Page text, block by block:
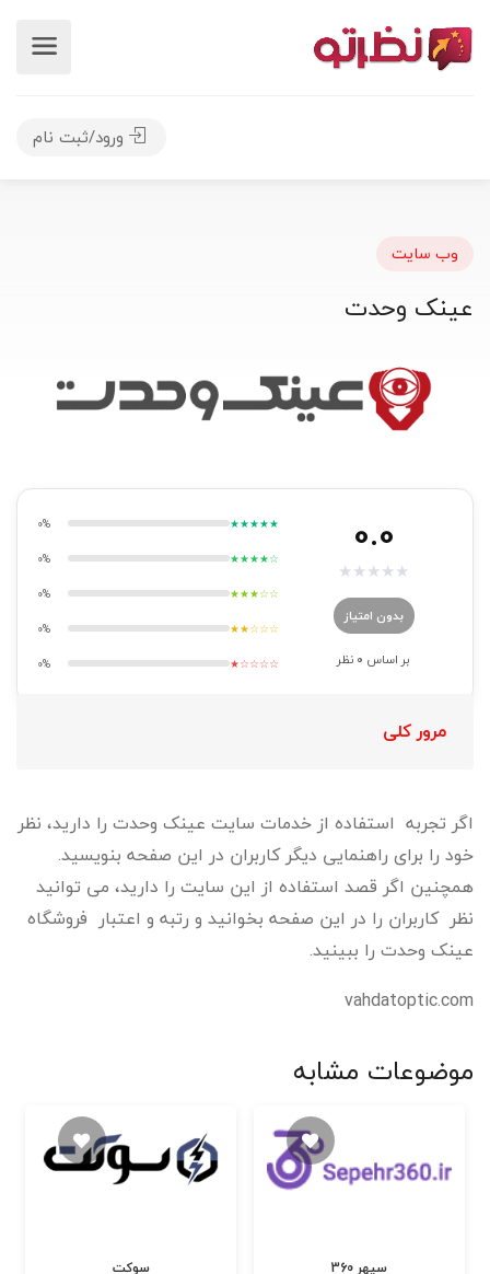
ورود/ثبت نام
وب سایت
عینک وحدت
0.0
★
★
★
★
★
بدون امتیاز
بر اساس 0 نظر
★★★★★
0%
★★★★☆
0%
★★★☆☆
0%
★★☆☆☆
0%
★☆☆☆☆
0%
مرور کلی
اگر تجربه استفاده از خدمات سایت عینک وحدت را دارید، نظر
خود را برای راهنمایی دیگر کاربران در این صفحه بنویسید.
همچنین اگر قصد استفاده از این سایت را دارید، می توانید
نظر کاربران را در این صفحه بخوانید و رتبه و اعتبار فروشگاه
عینک وحدت را ببینید.
vahdatoptic.com
موضوعات مشابه